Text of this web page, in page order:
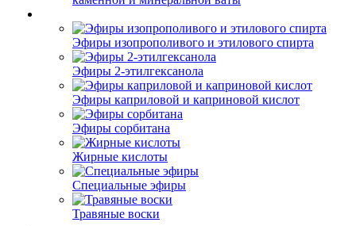
Эфиры изопрополивого и этилового спирта
Эфиры 2-этилгексанола
Эфиры каприловой и каприновой кислот
Эфиры сорбитана
Жирные кислоты
Специальные эфиры
Травяные воски